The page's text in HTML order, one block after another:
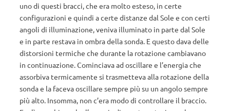
uno di questi bracci, che era molto esteso, in certe
configurazioni e quindi a certe distanze dal Sole e con certi
angoli di illuminazione, veniva illuminato in parte dal Sole
e in parte restava in ombra della sonda. E questo dava delle
distorsioni termiche che durante la rotazione cambiavano
in continuazione. Cominciava ad oscillare e l’energia che
assorbiva termicamente si trasmetteva alla rotazione della
sonda e la faceva oscillare sempre più su un angolo sempre
più alto. Insomma, non c’era modo di controllare il braccio.